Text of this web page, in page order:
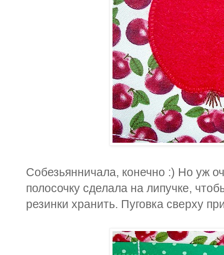
Собезьянничала, конечно :) Но уж
полосочку сделала на липучке,
резинки хранить. Пуговка сверху